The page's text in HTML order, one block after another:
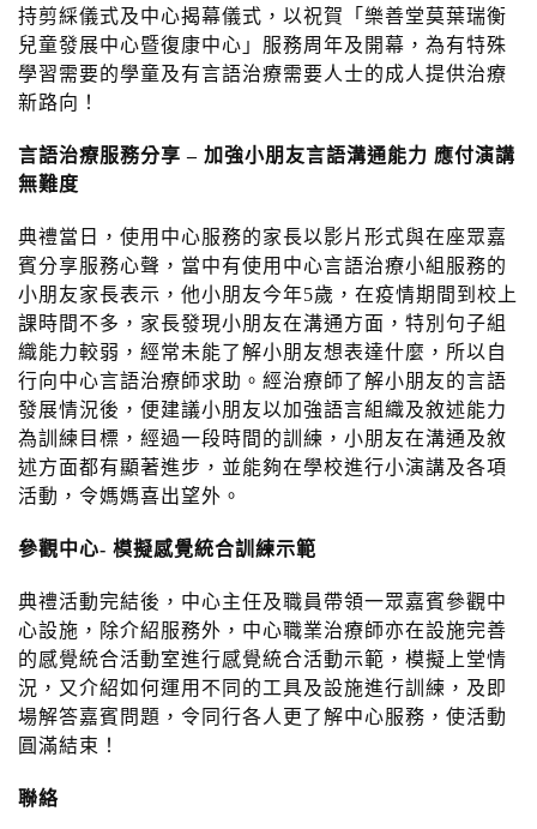
持剪綵儀式及中心揭幕儀式，以祝賀「樂善堂莫葉瑞衡
兒童發展中心暨復康中心」服務周年及開幕，為有特殊
學習需要的學童及有言語治療需要人士的成人提供治療
新路向！
言語治療服務分享– 加強小朋友言語溝通能力 應付演講
無難度
典禮當日，使用中心服務的家長以影片形式與在座眾嘉
賓分享服務心聲，當中有使用中心言語治療小組服務的
小朋友家長表示，他小朋友今年5歲，在疫情期間到校上
課時間不多，家長發現小朋友在溝通方面，特別句子組
織能力較弱，經常未能了解小朋友想表達什麼，所以自
行向中心言語治療師求助。經治療師了解小朋友的言語
發展情況後，便建議小朋友以加強語言組織及敘述能力
為訓練目標，經過一段時間的訓練，小朋友在溝通及敘
述方面都有顯著進步，並能夠在學校進行小演講及各項
活動，令媽媽喜出望外。
參觀中心- 模擬感覺統合訓 練示範
典禮活動完結後，中心主任及職員帶領一眾嘉賓參觀中
心設施，除介紹服務外，中心職業治療師亦在設施完善
的感覺統合活動室進行感覺統合活動示範，模擬上堂情
況，又介紹如何運用不同的工具及設施進行訓練，及即
場解答嘉賓問題，令同行各人更了解中心服務，使活動
圓滿結束！
聯絡